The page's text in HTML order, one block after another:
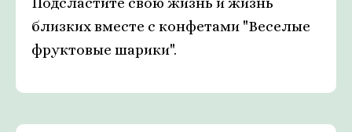
близких вместе с конфетами "Веселые
фруктовые шарики".